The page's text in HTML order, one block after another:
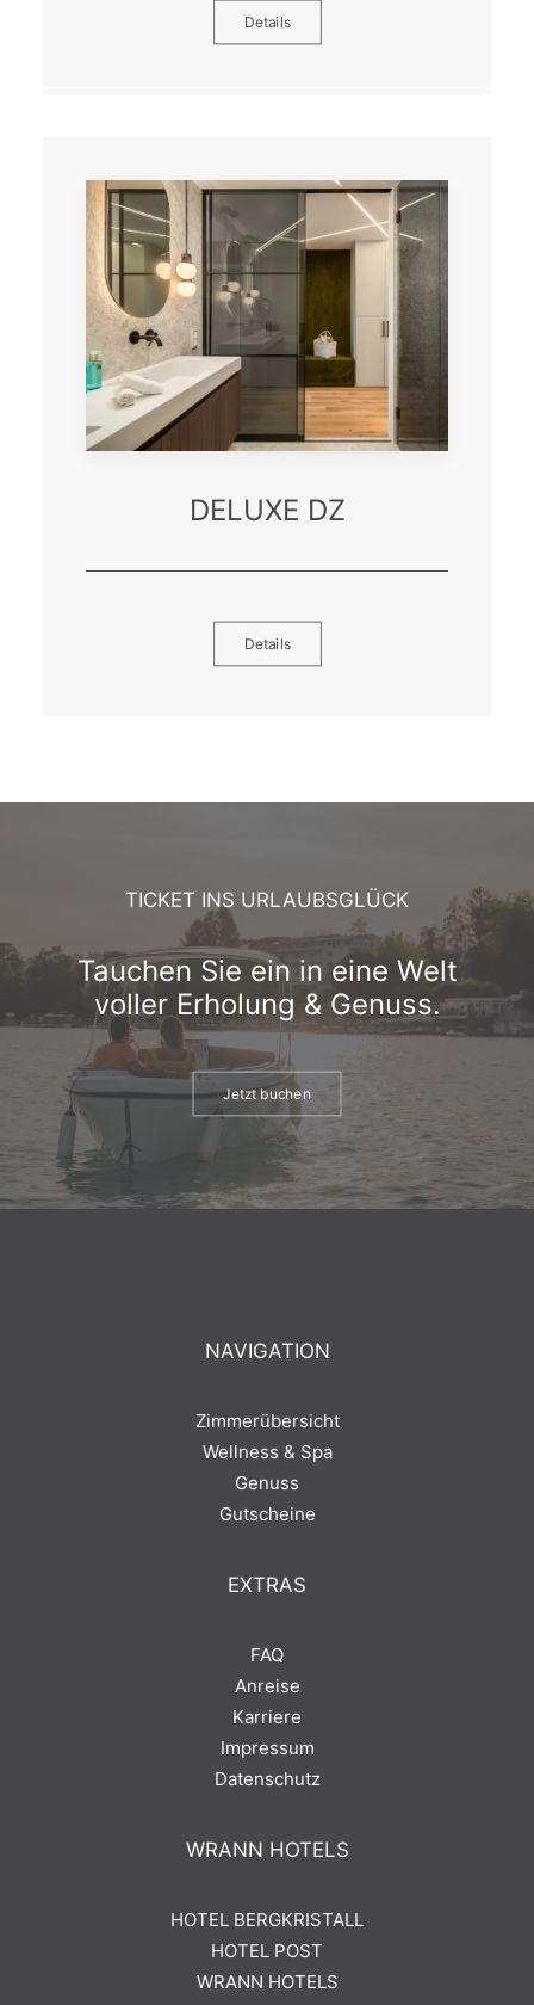
Details
DELUXE DZ
Details
TICKET INS URLAUBSGLÜCK
Tauchen Sie ein in eine Welt
voller Erholung & Genuss.
Jetzt buchen
NAVIGATION
Zimmerübersicht
Wellness & Spa
Genuss
Gutscheine
EXTRAS
FAQ
Anreise
Karriere
Impressum
Datenschutz
WRANN HOTELS
HOTEL BERGKRISTALL
HOTEL POST
WRANN HOTELS